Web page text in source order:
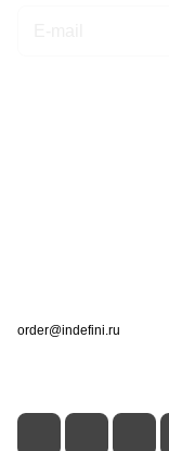
order@indefini.ru